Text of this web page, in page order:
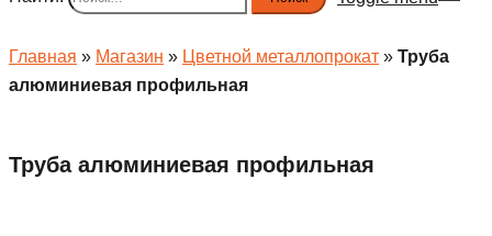
Главная » Магазин » Цветной металлопрокат » Труба
алюминиевая профильная
Труба алюминиевая профильная